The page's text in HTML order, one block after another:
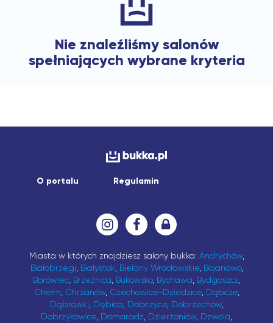
Nie znaleźliśmy salonów
spełniających wybrane kryteria
O portalu Regulamin
Miasta w których znajdziesz salony bukka: Andrychów,
Białobrzegi, Białystok, Bielany Wrocławskie, Bojanowo,
Borówiec, Brzeźnica, Bukowsko, Bychawa, Bydgoszcz,
Chełm, Chrzanów, Czechowice-Dziedzice, Dąbcze,
Dąbrówki, Dębica, Dobczyce, Dobrzechów,
Dobrzykowice, Domaradz, Dzierżoniów, Dzwola,